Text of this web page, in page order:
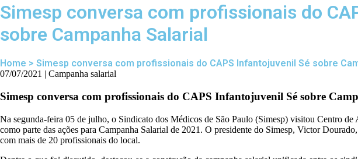
Simesp conversa com profissionais do
sobre Campanha Salarial
Home > Simesp conversa com profissionais do CAPS Infantojuvenil Sé sobre
07/07/2021 | Campanha salarial
Simesp conversa com profissionais do CAPS Infantojuvenil Sé sobre
Na segunda-feira 05 de julho, o Sindicato dos Médicos de São Paulo (Simesp) visitou Centro
como parte das ações para Campanha Salarial de 2021. O presidente do Simesp, Victor
com mais de 20 profissionais do local.